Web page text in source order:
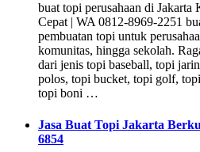
buat topi perusahaan di
Cepat | WA 0812-8969-2251
pembuatan topi untuk
komunitas, hingga sekolah.
dari jenis topi baseball, topi
polos, topi bucket, topi golf,
topi boni …
Jasa Buat Topi Jakarta
6854